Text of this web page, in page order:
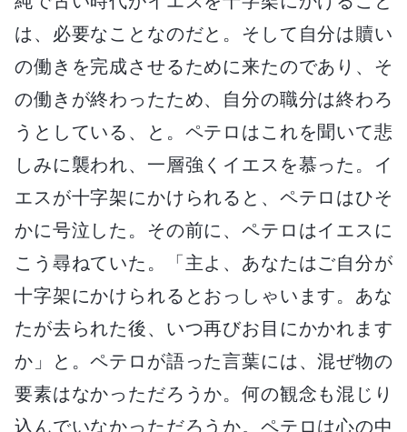
は、必要なことなのだと。そして自分は贖い
の働きを完成させるために来たのであり、そ
の働きが終わったため、自分の職分は終わろ
うとしている、と。ペテロはこれを聞いて悲
しみに襲われ、一層強くイエスを慕った。イ
エスが十字架にかけられると、ペテロはひそ
かに号泣した。その前に、ペテロはイエスに
こう尋ねていた。「主よ、あなたはご自分が
十字架にかけられるとおっしゃいます。あな
たが去られた後、いつ再びお目にかかれます
か」と。ペテロが語った言葉には、混ぜ物の
要素はなかっただろうか。何の観念も混じり
込んでいなかっただろうか。ペテロは心の中